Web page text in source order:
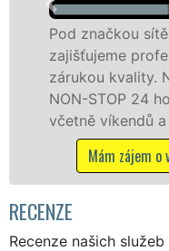
obchodní
EXTRA VYKLÍZENÍ
a kvalitní
služby
denně, 7 dní v
svátků bez příplatků.
vyklízení v Havlíčkově Brodě
RECENZE
Recenze našich